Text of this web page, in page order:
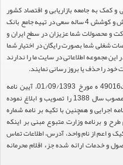
کمک به جامعه بازاریابی و اقتصاد کشور
عزیزمان این وب سایت را راه اندازی نموده و با تلاش و کوشش 4 ساله سعی در تهیه جامع بانک
و محصولات شما عزیزان در سطح ایران و
شغلی شما بصورت رایگان در اختیار شما
مجموعه اطلاعاتی در سایت ما را ندارند
را حذف یا بروز رسانی نمایند.
هیئت محترم دولت طی مصوبه شماره 99517/ت49016 ه مورخ 01/09/1393، آیین نامه
اجرایی قانون انتشار و دسترسی آزاد به اطلاعات مصوب سال 1388 را تصویب و ابلاغ نموده
و به استناد مواد 5 و 9 آیین نامه اجرایی و همچنین با تکیه بر نامه شماره
معاونت محترم طرح و برنامه وزارت متبوع مبنی بر اینکه
و اعم از نام واحد، آدرس، اطلاعات تماس
و خدمات ارائه شده جزء اقلام محرمانه